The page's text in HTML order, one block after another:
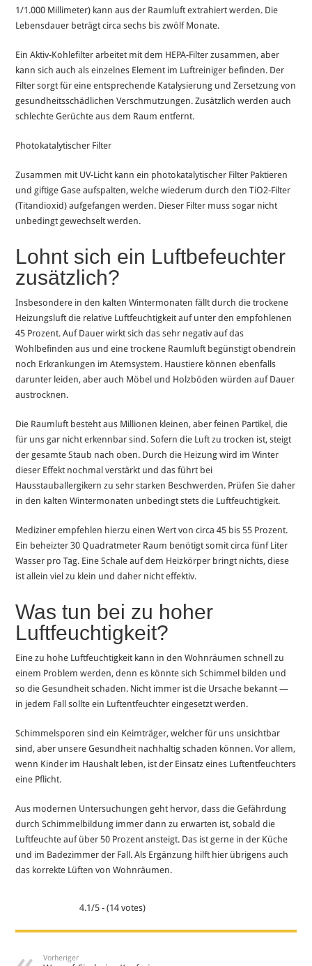
1/1.000 Millimeter) kann aus der Raumluft extrahiert werden. Die
Lebensdauer beträgt circa sechs bis zwölf Monate.
Ein Aktiv-Kohlefilter arbeitet mit dem HEPA-Filter zusammen, aber
kann sich auch als einzelnes Element im Luftreiniger befinden. Der
Filter sorgt für eine entsprechende Katalysierung und Zersetzung von
gesundheitsschädlichen Verschmutzungen. Zusätzlich werden auch
schlechte Gerüchte aus dem Raum entfernt.
Photokatalytischer Filter
Zusammen mit UV-Licht kann ein photokatalytischer Filter Paktieren
und giftige Gase aufspalten, welche wiederum durch den TiO2-Filter
(Titandioxid) aufgefangen werden. Dieser Filter muss sogar nicht
unbedingt gewechselt werden.
Lohnt sich ein Luftbefeuchter
zusätzlich?
Insbesondere in den kalten Wintermonaten fällt durch die trockene
Heizungsluft die relative Luftfeuchtigkeit auf unter den empfohlenen
45 Prozent. Auf Dauer wirkt sich das sehr negativ auf das
Wohlbefinden aus und eine trockene Raumluft begünstigt obendrein
noch Erkrankungen im Atemsystem. Haustiere können ebenfalls
darunter leiden, aber auch Möbel und Holzböden würden auf Dauer
austrocknen.
Die Raumluft besteht aus Millionen kleinen, aber feinen Partikel, die
für uns gar nicht erkennbar sind. Sofern die Luft zu trocken ist, steigt
der gesamte Staub nach oben. Durch die Heizung wird im Winter
dieser Effekt nochmal verstärkt und das führt bei
Hausstauballergikern zu sehr starken Beschwerden. Prüfen Sie daher
in den kalten Wintermonaten unbedingt stets die Luftfeuchtigkeit.
Mediziner empfehlen hierzu einen Wert von circa 45 bis 55 Prozent.
Ein beheizter 30 Quadratmeter Raum benötigt somit circa fünf Liter
Wasser pro Tag. Eine Schale auf dem Heizkörper bringt nichts, diese
ist allein viel zu klein und daher nicht effektiv.
Was tun bei zu hoher
Luftfeuchtigkeit?
Eine zu hohe Luftfeuchtigkeit kann in den Wohnräumen schnell zu
einem Problem werden, denn es könnte sich Schimmel bilden und
so die Gesundheit schaden. Nicht immer ist die Ursache bekannt —
in jedem Fall sollte ein Luftentfeuchter eingesetzt werden.
Schimmelsporen sind ein Keimträger, welcher für uns unsichtbar
sind, aber unsere Gesundheit nachhaltig schaden können. Vor allem,
wenn Kinder im Haushalt leben, ist der Einsatz eines Luftentfeuchters
eine Pflicht.
Aus modernen Untersuchungen geht hervor, dass die Gefährdung
durch Schimmelbildung immer dann zu erwarten ist, sobald die
Luftfeuchte auf über 50 Prozent ansteigt. Das ist gerne in der Küche
und im Badezimmer der Fall. Als Ergänzung hilft hier übrigens auch
das korrekte Lüften von Wohnräumen.
4.1/5 - (14 votes)
Vorheriger